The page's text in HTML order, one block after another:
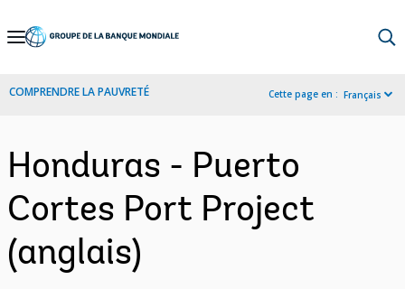
Skip
Navigation
COMPRENDRE LA PAUVRETÉ Cette page en : Français
Honduras - Puerto
Cortes Port Project
(anglais)